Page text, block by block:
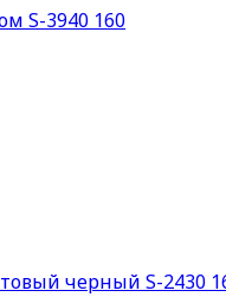
S-3940 160
черный S-2430